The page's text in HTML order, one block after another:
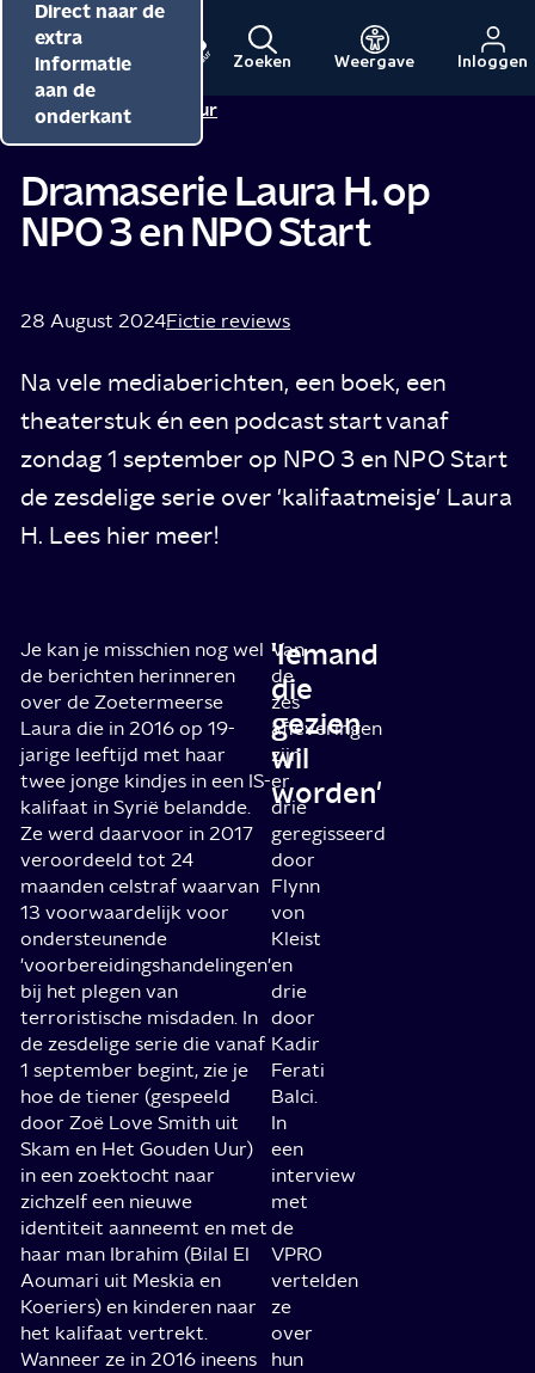
Direct naar de
inhoud
Direct naar de
hoofdnavigatie
Direct naar de
extra
informatie
aan de
onderkant
Menu
Naar
de
NPO
beginpagina
NPO
Zoeken Weergave Inloggen
Redactie NPO Cultuur
Dramaserie Laura H. op
NPO 3 en NPO Start
28 August 2024Fictie reviews
Na vele mediaberichten, een boek, een
theaterstuk én een podcast start vanaf
zondag 1 september op NPO 3 en NPO Start
de zesdelige serie over 'kalifaatmeisje' Laura
H. Lees hier meer!
Je kan je misschien nog wel
de berichten herinneren
over de Zoetermeerse
Laura die in 2016 op 19-
jarige leeftijd met haar
twee jonge kindjes in een IS-
kalifaat in Syrië belandde.
Ze werd daarvoor in 2017
veroordeeld tot 24
maanden celstraf waarvan
13 voorwaardelijk voor
ondersteunende
'voorbereidingshandelingen'
bij het plegen van
terroristische misdaden. In
de zesdelige serie die vanaf
1 september begint, zie je
hoe de tiener (gespeeld
door Zoë Love Smith uit
Skam en Het Gouden Uur)
in een zoektocht naar
zichzelf een nieuwe
identiteit aanneemt en met
haar man Ibrahim (Bilal El
Aoumari uit Meskia en
Koeriers) en kinderen naar
het kalifaat vertrekt.
Wanneer ze in 2016 ineens
'Iemand
die
gezien
wil
worden'
Van
de
zes
afleveringen
zijn
er
drie
geregisseerd
door
Flynn
von
Kleist
en
drie
door
Kadir
Ferati
Balci.
In
een
interview
met
de
VPRO
vertelden
ze
over
hun